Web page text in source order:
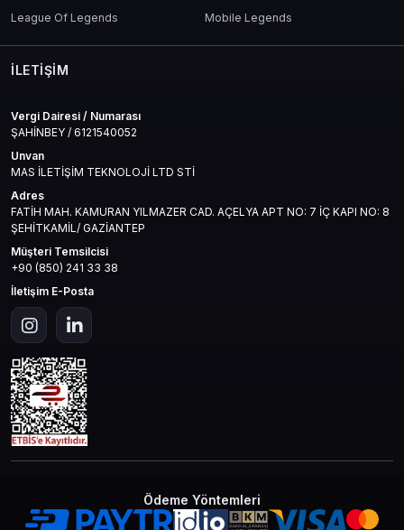
League Of Legends
Mobile Legends
İLETIŞIM
Vergi Dairesi / Numarası
ŞAHİNBEY / 6121540052
Unvan
MAS İLETİŞİM TEKNOLOJİ LTD STİ
Adres
FATİH MAH. KAMURAN YILMAZER CAD. AÇELYA APT NO: 7 İÇ KAPI NO: 8
ŞEHİTKAMİL/ GAZİANTEP
Müşteri Temsilcisi
+90 (850) 241 33 38
İletişim E-Posta
Ödeme Yöntemleri